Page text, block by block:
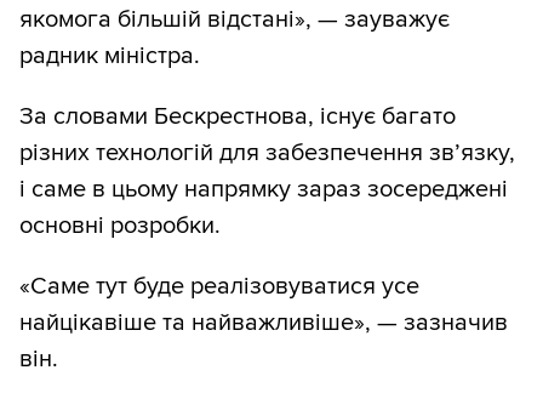
якомога більшій відстані», — зауважує
радник міністра.
За словами Бескрестнова, існує багато
різних технологій для забезпечення зв’язку,
і саме в цьому напрямку зараз зосереджені
основні розробки.
«Саме тут буде реалізовуватися усе
найцікавіше та найважливіше», — зазначив
він.